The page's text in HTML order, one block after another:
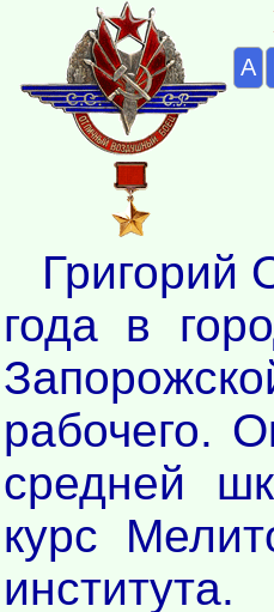
А
Григорий
года в
рабочего.
средней
курс